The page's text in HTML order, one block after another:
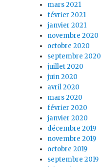
mars 2021
février 2021
janvier 2021
novembre 2020
octobre 2020
septembre 2020
juillet 2020
juin 2020
avril 2020
mars 2020
février 2020
janvier 2020
décembre 2019
novembre 2019
octobre 2019
septembre 2019